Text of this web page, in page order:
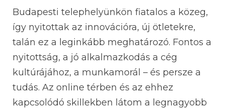
Budapesti telephelyünkön fiatalos a közeg,
így nyitottak az innovációra, új ötletekre,
talán ez a leginkább meghatározó. Fontos a
nyitottság, a jó alkalmazkodás a cég
kultúrájához, a munkamorál – és persze a
tudás. Az online térben és az ehhez
kapcsolódó skillekben látom a legnagyobb